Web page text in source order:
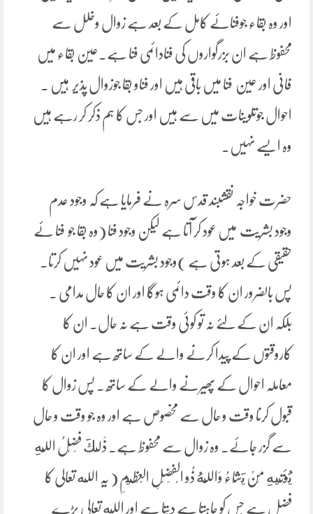
اور وہ بقاء جوفنائے کامل کے بعد ہے زوال وخلل سے
محفوظ ہے ان بزرگواروں کی فنادائمی فنا ہے۔عین بقاء میں
فانی اور عین فنا میں باقی ہیں اور فناو بقا جوزوال پذیر ہیں ۔
احوال جوتلوینات میں سے ہیں اور جس کا ہم ذکر کر رہے ہیں
وہ ایسے نہیں۔
حضرت خواجہ نقشبند قدس سرہ نے فرمایا ہے کہ وجود عدم
وجود بشریت میں عود کر آتا ہے لیکن وجود فنا (وہ بقا جو فنا ئے
حقیقی کے بعد ہوتی ہے )وجود بشریت میں عود نہیں کرتا۔
پس بالضرور ان کا وقت دائمی ہوگا اور ان کا حال مدامی ۔
بلکہ ان کے لئے نہ تو کوئی وقت ہے نہ حال۔ ان کا
کاروقتوں کے پیدا کرنے والے کے ساتھ ہے اور ان کا
معاملہ احوال کے پھیرنے والے کے ساتھ ۔ پس زوال کا
قبول کرنا وقت و حال سے مخصوص ہے اور وہ جو وقت و حال
سے گزر جائے۔ وہ زوال سے محفوظ ہے۔ ذَلِكَ فَضْلُ اللَّهِ
يُؤْتِيهِ مَنْ يَشَاءُ وَاللَّهُ ذُو الْفَضْلِ الْعَظِيمِ ( یہ الله تعالی کا
فضل ہے جس کو چاہتا ہے دیتا ہے اور الله تعالی بڑے